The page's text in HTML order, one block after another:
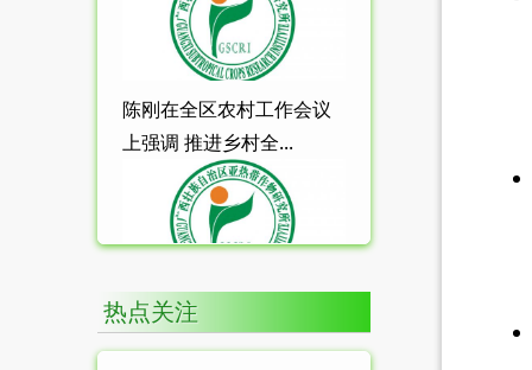
陈刚在全区农村工作会议
上强调 推进乡村全...
中共中央 国务院关于锚定
农业农村现代化 ...
热点关注